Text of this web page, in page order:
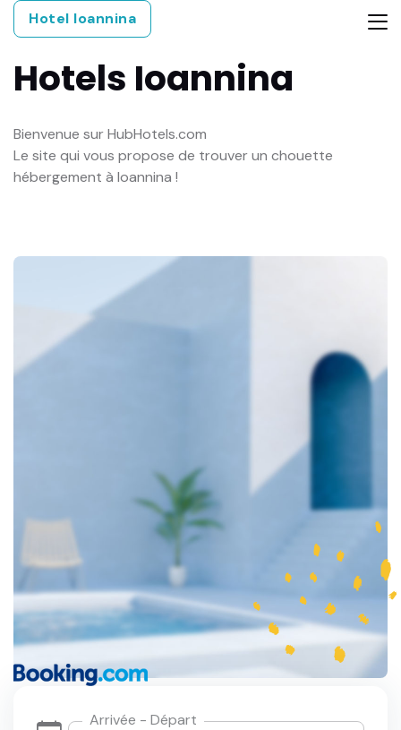
Hotel Ioannina
Hotels Ioannina
Bienvenue sur HubHotels.com
Le site qui vous propose de trouver un chouette
hébergement à Ioannina !
Arrivée - Départ